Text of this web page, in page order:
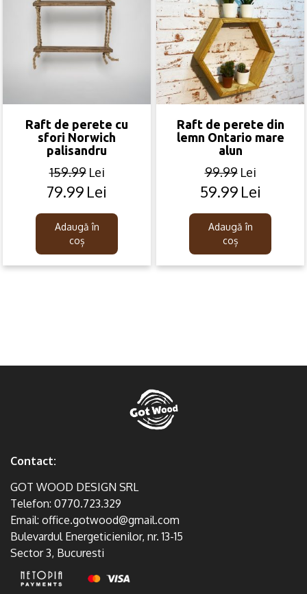
Raft de perete cu
sfori Norwich
palisandru
159.99 Lei
Original
was:
159.99lei.
79.99 Lei
Current
is:
79.99lei.
Adaugă în
coș
Raft de perete din
lemn Ontario mare
alun
99.99 Lei
Original
was:
99.99lei.
59.99 Lei
Current
is:
59.99lei.
Adaugă în
coș
Contact:
GOT WOOD DESIGN SRL
Telefon: 0770.723.329
Email: office.gotwood@gmail.com
Bulevardul Energeticienilor, nr. 13-15
Sector 3, Bucuresti